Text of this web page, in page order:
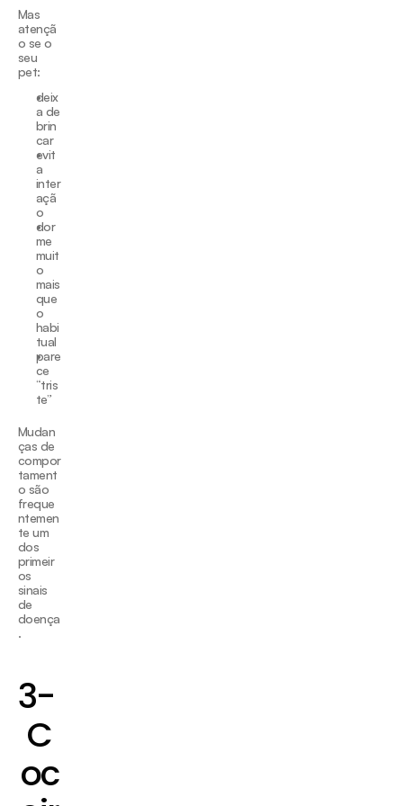
Mas
atençã
o se o
seu
pet:
deix
a de
brin
car
evit
a
inter
açã
o
dor
me
muit
o
mais
que
o
habi
tual
pare
ce
“tris
te”
Mudan
ças de
compor
tament
o são
freque
ntemen
te um
dos
primeir
os
sinais
de
doença
.
3-
C
oc